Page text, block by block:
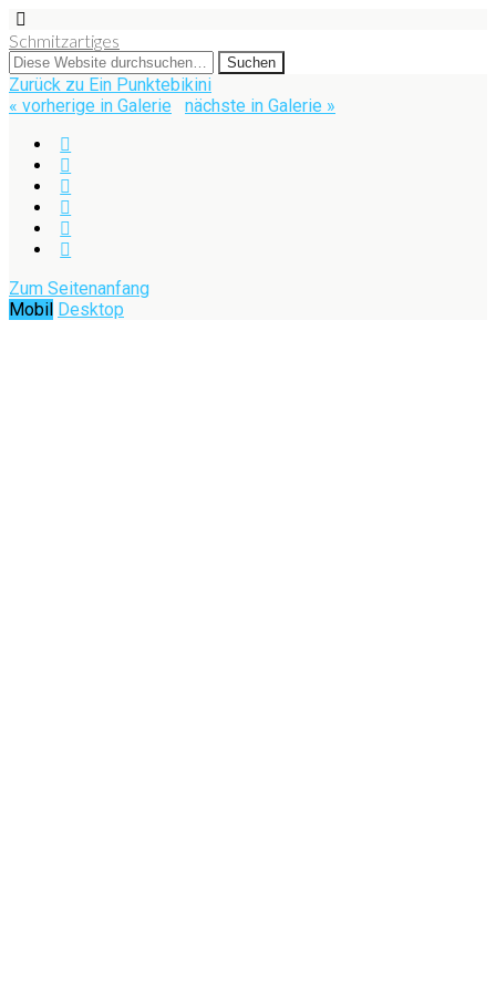
Schmitzartiges
Zurück zu Ein Punktebikini
« vorherige in Galerie
nächste in Galerie »
Zum Seitenanfang
Mobil Desktop